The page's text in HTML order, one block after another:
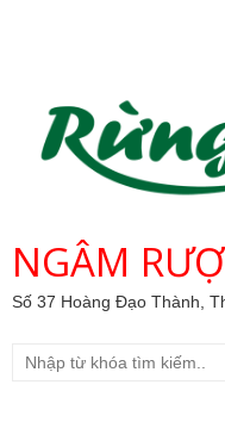
NGÂM
Số 37 Hoàng Đạo Thành,